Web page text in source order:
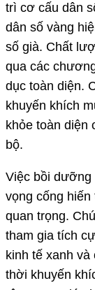
trì cơ cấu dân
dân số vàng
số già. Chất
qua các
dục toàn diện.
khuyến khích
khỏe toàn diện
bộ.
Việc bồi dưỡng
vọng cống
quan trọng.
tham gia tích
kinh tế xanh
thời khuyến